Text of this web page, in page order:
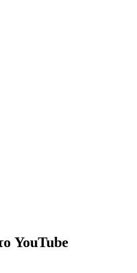
YouTube